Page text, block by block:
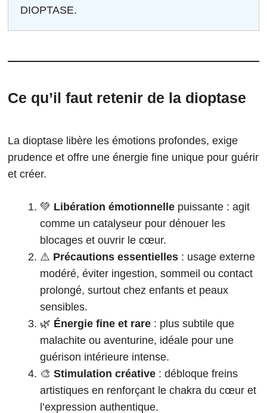
DIOPTASE.
Ce qu’il faut retenir de la dioptase
La dioptase libère les émotions profondes, exige
prudence et offre une énergie fine unique pour guérir
et créer.
💚 Libération émotionnelle puissante : agit
comme un catalyseur pour dénouer les
blocages et ouvrir le cœur.
⚠️ Précautions essentielles : usage externe
modéré, éviter ingestion, sommeil ou contact
prolongé, surtout chez enfants et peaux
sensibles.
🌿 Énergie fine et rare : plus subtile que
malachite ou aventurine, idéale pour une
guérison intérieure intense.
🎨 Stimulation créative : débloque freins
artistiques en renforçant le chakra du cœur et
l’expression authentique.